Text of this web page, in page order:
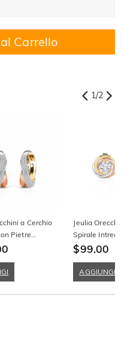
Carrello
1/2
a Cerchio
Pietre
Argento Sterling
Jeulia
Spirale
Argento
$99.00
AGGIUNGI